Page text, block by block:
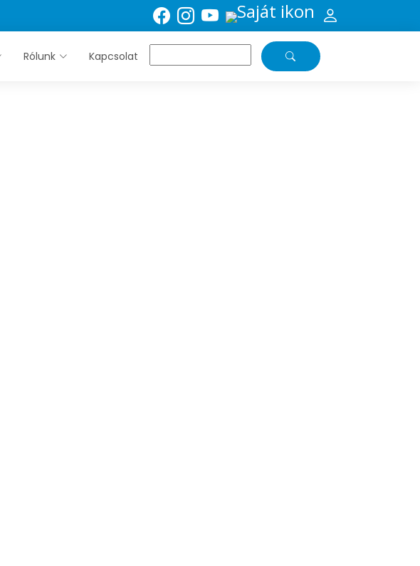
Rólunk Kapcsolat